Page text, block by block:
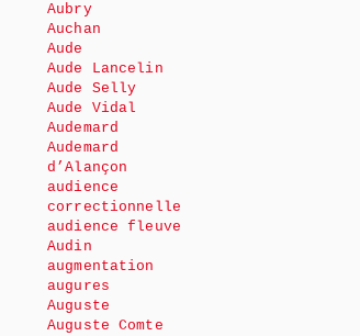
Aubry
Auchan
Aude
Aude Lancelin
Aude Selly
Aude Vidal
Audemard
Audemard
d’Alançon
audience
correctionnelle
audience fleuve
Audin
augmentation
augures
Auguste
Auguste Comte